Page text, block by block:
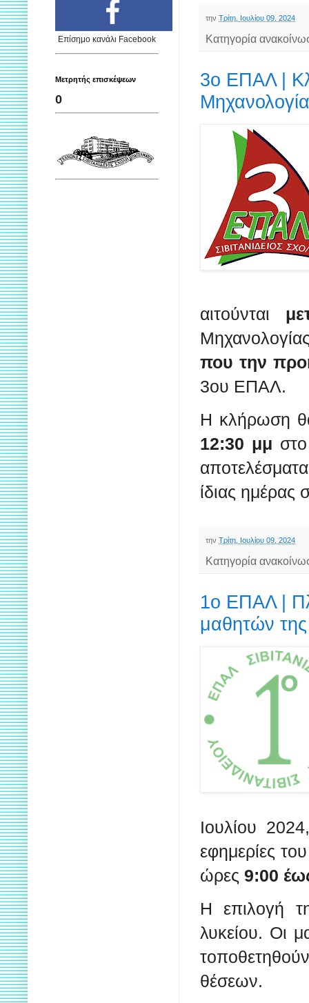
την Τρίτη, Ιουλίου 09, 2024
Κατηγορία
3ο ΕΠΑΛ |
αιτούνται
που την
3ου ΕΠΑΛ.
Η κλήρωση
12:30 μμ
ίδιας ημέρας
την Τρίτη, Ιουλίου 09, 2024
Κατηγορία
1ο ΕΠΑΛ |
μαθητών
Ιουλίου
εφημερίες
ώρες 9:00
Η επιλογή
λυκείου. Οι
θέσεων.
Επίσημο κανάλι Facebook
Μετρητής επισκέψεων
0